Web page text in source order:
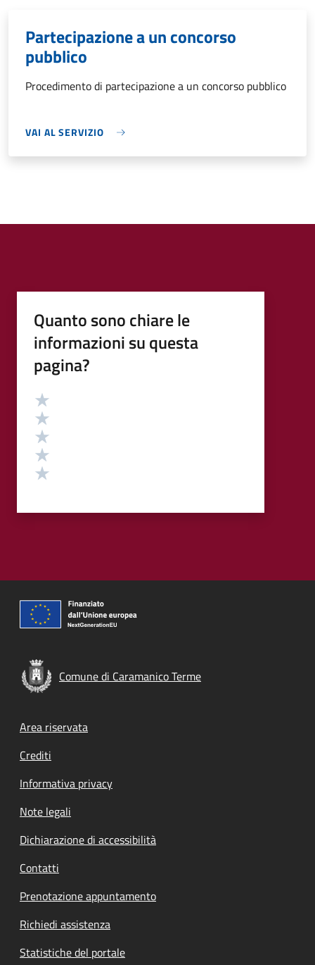
Partecipazione a un concorso
pubblico
Procedimento di partecipazione a un concorso pubblico
VAI AL SERVIZIO
Quanto sono chiare le
informazioni su questa
pagina?
Valutazione
Comune di Caramanico Terme
Footer menu
Area riservata
Crediti
Informativa privacy
Note legali
Dichiarazione di accessibilità
Contatti
Prenotazione appuntamento
Richiedi assistenza
Statistiche del portale